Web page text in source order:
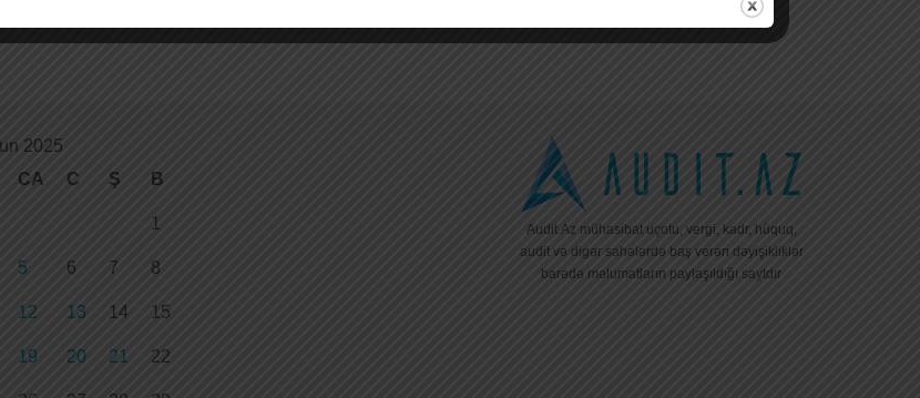
2025
CA C Ş B
1
5 6 7 8
12 13 14 15
19 20 21 22
Audit.Az mühasibat uçotu, vergi, kadr, hüquq,
audit və digər sahələrdə baş verən dəyişikliklər
barədə məlumatların paylaşıldığı saytdır